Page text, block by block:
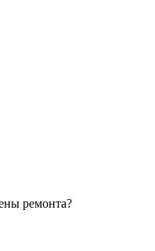
ремонта?